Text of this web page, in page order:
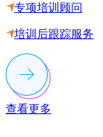
专项培训顾问
培训后跟踪服务
查看更多